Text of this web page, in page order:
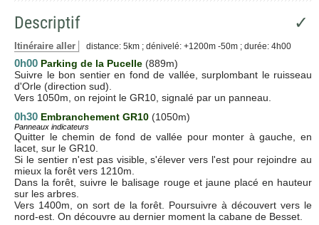
Descriptif ✓
Itinéraire aller distance: 5km ; dénivelé: +1200m -50m ; durée: 4h00
0h00 Parking de la Pucelle (889m)
Suivre le bon sentier en fond de vallée, surplombant le ruisseau
d'Orle (direction sud).
Vers 1050m, on rejoint le GR10, signalé par un panneau.
0h30 Embranchement GR10 (1050m)
Panneaux indicateurs
Quitter le chemin de fond de vallée pour monter à gauche, en
lacet, sur le GR10.
Si le sentier n'est pas visible, s'élever vers l'est pour rejoindre au
mieux la forêt vers 1210m.
Dans la forêt, suivre le balisage rouge et jaune placé en hauteur
sur les arbres.
Vers 1400m, on sort de la forêt. Poursuivre à découvert vers le
nord-est. On découvre au dernier moment la cabane de Besset.